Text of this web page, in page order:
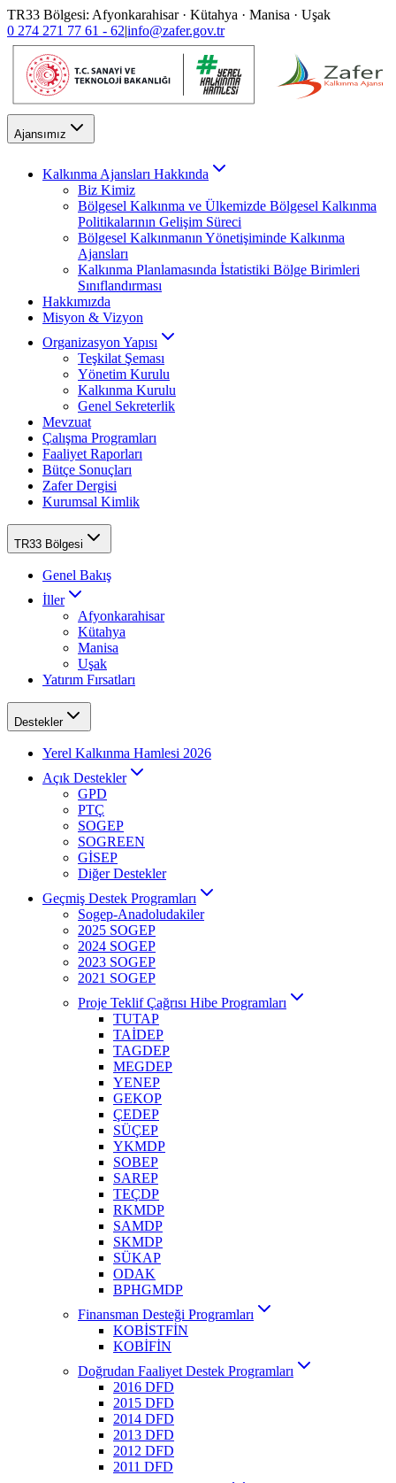
TR33 Bölgesi: Afyonkarahisar · Kütahya · Manisa · Uşak
0 274 271 77 61 - 62|info@zafer.gov.tr
Ajansımız
Kalkınma Ajansları Hakkında
Biz Kimiz
Bölgesel Kalkınma ve Ülkemizde Bölgesel Kalkınma
Politikalarının Gelişim Süreci
Bölgesel Kalkınmanın Yönetişiminde Kalkınma
Ajansları
Kalkınma Planlamasında İstatistiki Bölge Birimleri
Sınıflandırması
Hakkımızda
Misyon & Vizyon
Organizasyon Yapısı
Teşkilat Şeması
Yönetim Kurulu
Kalkınma Kurulu
Genel Sekreterlik
Mevzuat
Çalışma Programları
Faaliyet Raporları
Bütçe Sonuçları
Zafer Dergisi
Kurumsal Kimlik
TR33 Bölgesi
Genel Bakış
İller
Afyonkarahisar
Kütahya
Manisa
Uşak
Yatırım Fırsatları
Destekler
Yerel Kalkınma Hamlesi 2026
Açık Destekler
GPD
PTÇ
SOGEP
SOGREEN
GİSEP
Diğer Destekler
Geçmiş Destek Programları
Sogep-Anadoludakiler
2025 SOGEP
2024 SOGEP
2023 SOGEP
2021 SOGEP
Proje Teklif Çağrısı Hibe Programları
TUTAP
TAİDEP
TAGDEP
MEGDEP
YENEP
GEKOP
ÇEDEP
SÜÇEP
YKMDP
SOBEP
SAREP
TEÇDP
RKMDP
SAMDP
SKMDP
SÜKAP
ODAK
BPHGMDP
Finansman Desteği Programları
KOBİSTFİN
KOBİFİN
Doğrudan Faaliyet Destek Programları
2016 DFD
2015 DFD
2014 DFD
2013 DFD
2012 DFD
2011 DFD